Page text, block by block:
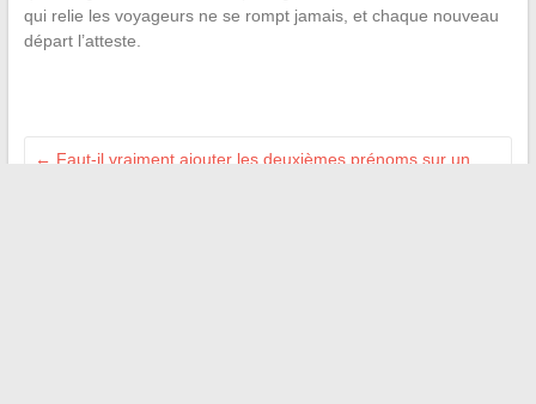
qui relie les voyageurs ne se rompt jamais, et chaque nouveau
départ l’atteste.
← Faut-il vraiment ajouter les deuxièmes prénoms sur un